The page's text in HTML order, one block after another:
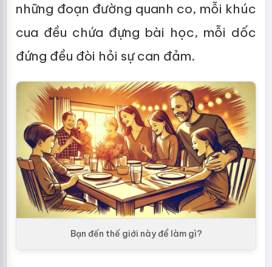
những đoạn đường quanh co, mỗi khúc
cua đều chứa đựng bài học, mỗi dốc
đứng đều đòi hỏi sự can đảm.
Bạn đến thế giới này để làm gì?